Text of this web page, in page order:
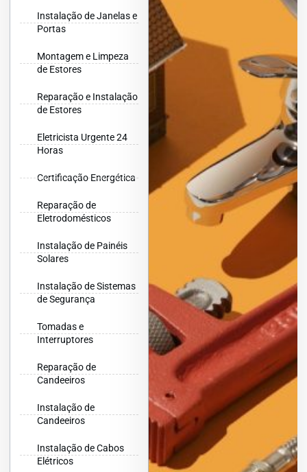
Instalação de Janelas e
Portas
Montagem e Limpeza
de Estores
Reparação e Instalação
de Estores
Eletricista Urgente 24
Horas
Certificação Energética
Reparação de
Eletrodomésticos
Instalação de Painéis
Solares
Instalação de Sistemas
de Segurança
Tomadas e
Interruptores
Reparação de
Candeeiros
Instalação de
Candeeiros
Instalação de Cabos
Elétricos